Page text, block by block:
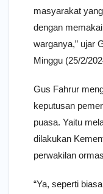
masyarakat
dengan
warganya,” ujar
Minggu (25/2/
Gus Fahrur
keputusan
puasa. Yaitu
dilakukan
perwakilan
“Ya, seperti